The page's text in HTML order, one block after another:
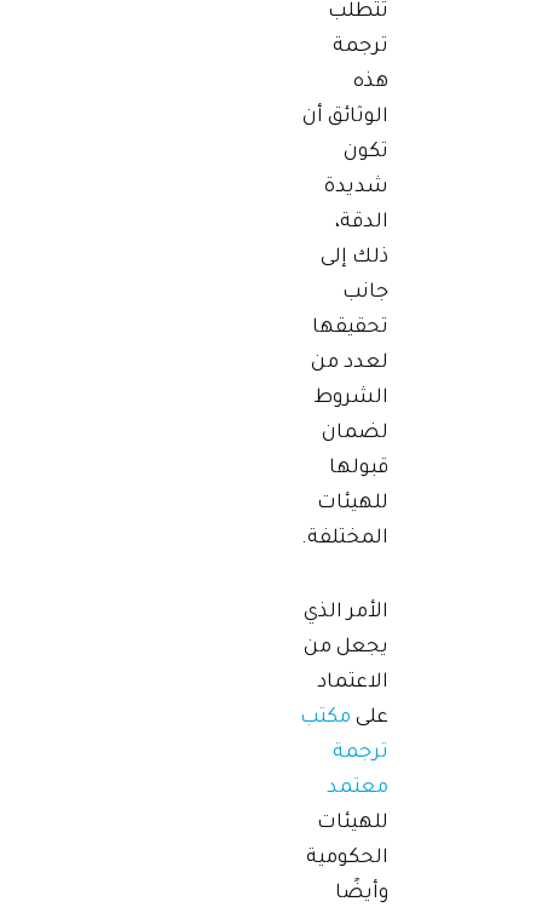
تتطلب
ترجمة
هذه
الوثائق أن
تكون
شديدة
الدقة،
ذلك إلى
جانب
تحقيقها
لعدد من
الشروط
لضمان
قبولها
للهيئات
المختلفة.
الأمر الذي
يجعل من
الاعتماد
على مكتب
ترجمة
معتمد
للهيئات
الحكومية
وأيضًا